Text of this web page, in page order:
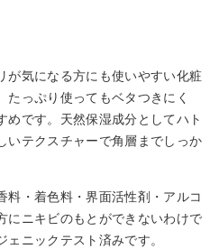
が気になる方にも使いやすい化粧
っぷり使ってもベタつきにく
めです。天然保湿成分としてハト
いテクスチャーで角層までしっか
料・着色料・界面活性剤・アルコ
にニキビのもとができないわけで
ニックテスト済みです。